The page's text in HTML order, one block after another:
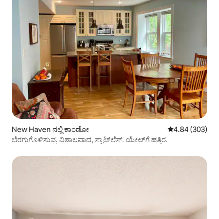
New Haven ನಲ್ಲಿ ಕಾಂಡೋ 5 ರಲ್ಲಿ 4.84
4.84 (303)
ಬೆರಗುಗೊಳಿಸುವ, ವಿಶಾಲವಾದ, ಸ್ಪಾಟ್‌ಲೆಸ್. ಯೇಲ್‌ಗೆ ಹತ್ತಿರ.